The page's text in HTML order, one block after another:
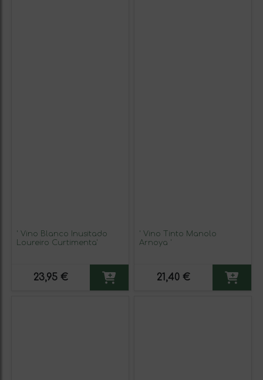
' Vino Blanco Inusitado
Loureiro Curtimenta'
23,95 €
' Vino Tinto Manolo
Arnoya '
21,40 €